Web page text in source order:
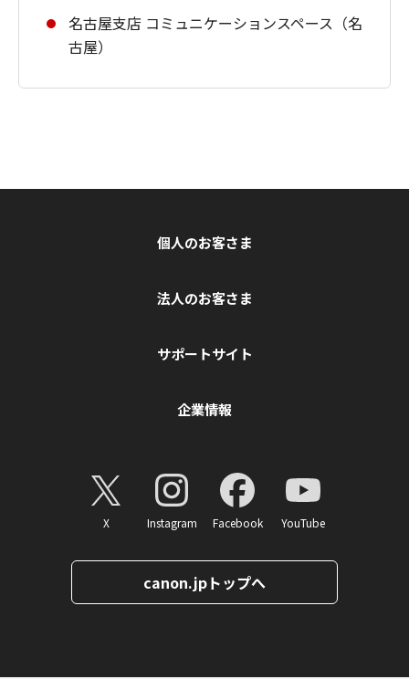
名古屋支店 コミュニケーションスペース（名
古屋）
個人のお客さま
法人のお客さま
サポートサイト
企業情報
X Instagram Facebook YouTube
canon.jpトップへ